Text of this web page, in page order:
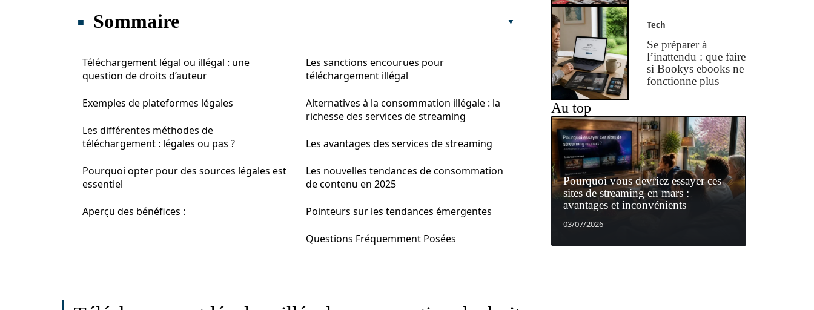
Sommaire
Téléchargement légal ou illégal : une
question de droits d’auteur
Exemples de plateformes légales
Les différentes méthodes de
téléchargement : légales ou pas ?
Pourquoi opter pour des sources légales est
essentiel
Aperçu des bénéfices :
Les sanctions encourues pour
téléchargement illégal
Alternatives à la consommation illégale : la
richesse des services de streaming
Les avantages des services de streaming
Les nouvelles tendances de consommation
de contenu en 2025
Pointeurs sur les tendances émergentes
Questions Fréquemment Posées
Tech
Se préparer à
l’inattendu : que faire
si Bookys ebooks ne
fonctionne plus
Au top
Pourquoi vous devriez essayer ces
sites de streaming en mars :
avantages et inconvénients
03/07/2026